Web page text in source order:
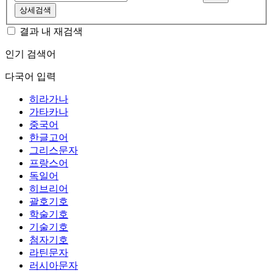
상세검색
결과 내 재검색
인기 검색어
다국어 입력
히라가나
가타카나
중국어
한글고어
그리스문자
프랑스어
독일어
히브리어
괄호기호
학술기호
기술기호
첨자기호
라틴문자
러시아문자